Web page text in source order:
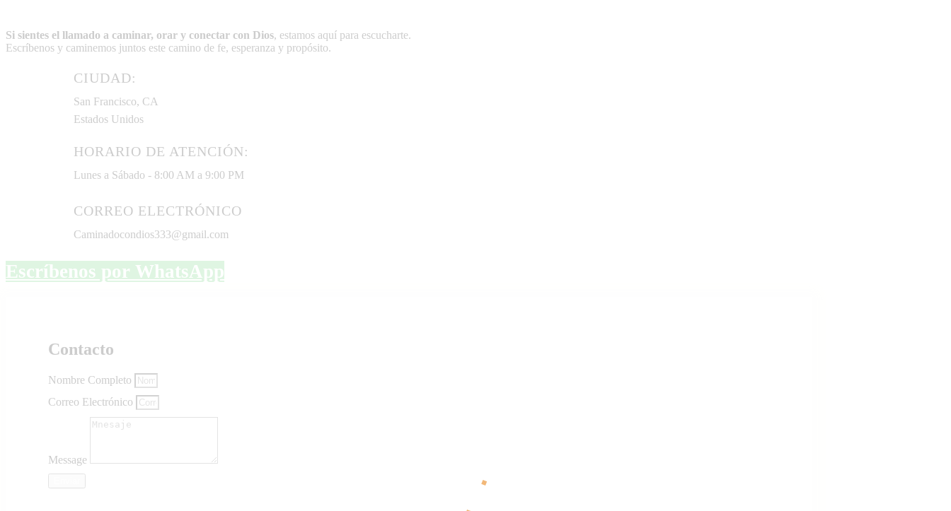
Si sientes el llamado a caminar, orar y conectar con Dios, estamos aquí para escucharte.
Escríbenos y caminemos juntos este camino de fe, esperanza y propósito.
CIUDAD:
San Francisco, CA
Estados Unidos
HORARIO DE ATENCIÓN:
Lunes a Sábado - 8:00 AM a 9:00 PM
CORREO ELECTRÓNICO
Caminadocondios333@gmail.com
Escríbenos por WhatsApp
Contacto
Nombre Completo
Correo Electrónico
Message